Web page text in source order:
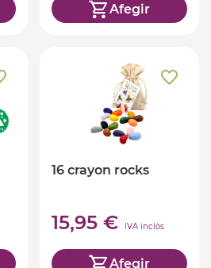
Afegir
16 crayon rocks
15,95 € IVA inclòs
Afegir